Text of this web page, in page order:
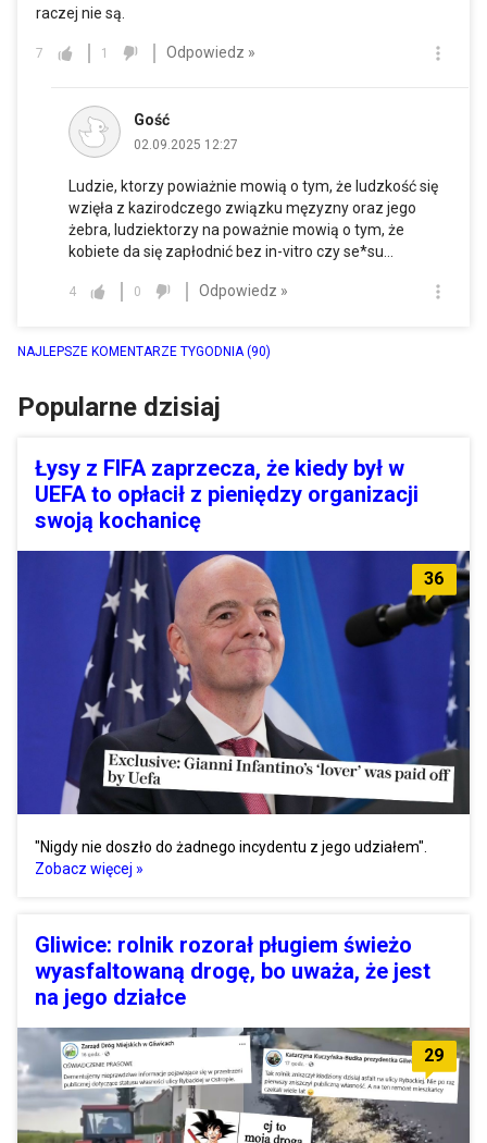
raczej nie są.
7 1 Odpowiedz »
Gość
02.09.2025 12:27
Ludzie, ktorzy powiażnie mowią o tym, że ludzkość się
wzięła z kazirodczego związku męzyzny oraz jego
żebra, ludziektorzy na poważnie mowią o tym, że
kobiete da się zapłodnić bez in-vitro czy se*su...
4 0 Odpowiedz »
NAJLEPSZE KOMENTARZE TYGODNIA (90)
Popularne dzisiaj
Łysy z FIFA zaprzecza, że kiedy był w
UEFA to opłacił z pieniędzy organizacji
swoją kochanicę
36
"Nigdy nie doszło do żadnego incydentu z jego udziałem".
Zobacz więcej »
Gliwice: rolnik rozorał pługiem świeżo
wyasfaltowaną drogę, bo uważa, że jest
na jego działce
29